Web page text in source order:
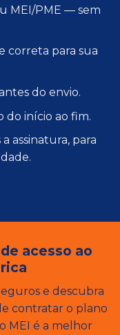
MEI/PME — sem
correta para sua
do envio.
do início ao fim.
assinatura, para
acesso ao
e descubra
contratar o plano
MEI é a melhor